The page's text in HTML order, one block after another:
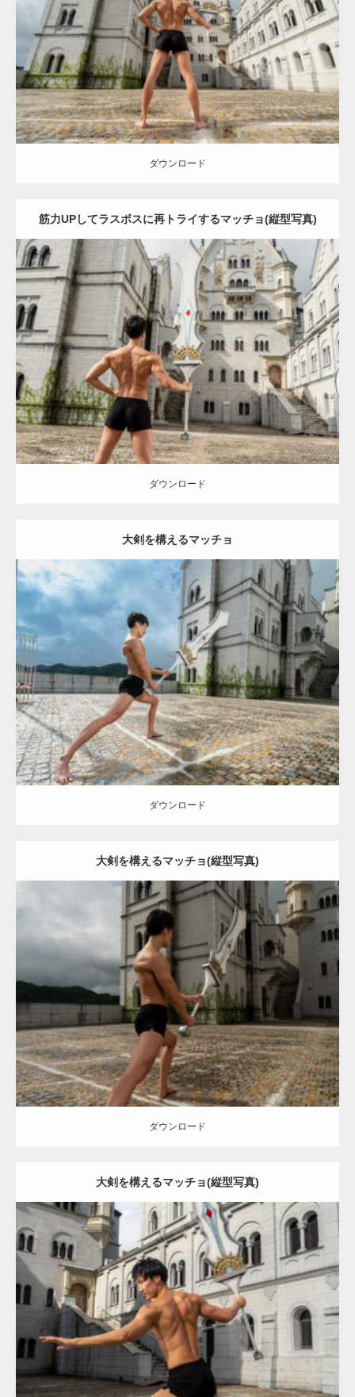
Category: 異世界転生マッチョ その他 AKIHITO(細マッチョ) 背中 脚
姫路 (兵庫)
ダウンロード
ダウンロード
筋力UPしてラスボスに再トライするマッチョ(縦型写真)
Update: 2023.02.11
Category:異世界転生マッチョ その他 AKIHITO(細マッチョ) 背中 闘
うマッチョ 姫路 (兵庫)
ダウンロード
ダウンロード
大剣を構えるマッチョ
Update: 2023.02.11
Category: 異世界転生マッチョ その他 AKIHITO(細マッチョ) 上腕三
頭筋 背中 闘うマッチョ 姫路 (兵庫)
ダウンロード
ダウンロード
大剣を構えるマッチョ(縦型写真)
Update:2023.02.11
異世界転生マッチョ その他 AKIHITO(細マッチョ)
上腕三
頭筋 背中 闘うマッチョ 姫路 (兵庫)
ダウンロード
ダウンロード
大剣を構えるマッチョ(縦型写真)
Update: 2023.02.11
Category: 異世界転生マッチョ その他 AKIHITO(細マッチョ)
闘うマッチョ 姫路 (兵庫)
ダウンロード